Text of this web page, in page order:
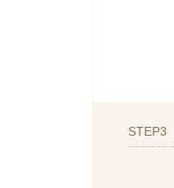
STEP3